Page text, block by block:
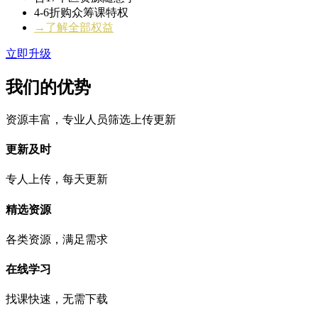
4-6折购众筹课特权
→了解全部权益
立即升级
我们的优势
资源丰富，专业人员筛选上传更新
更新及时
专人上传，每天更新
精选资源
各类资源，满足需求
在线学习
找课快速，无需下载